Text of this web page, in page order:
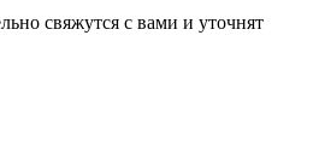
свяжутся с вами и уточнят